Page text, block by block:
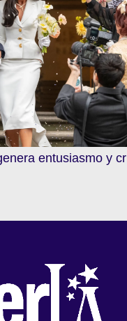
entusiasmo y